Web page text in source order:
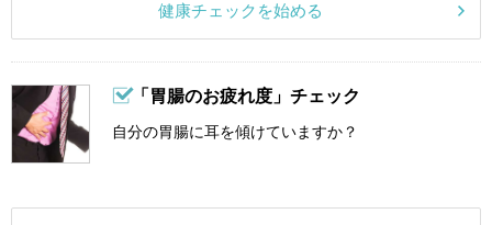
健康チェックを始める
「胃腸のお疲れ度」チェック
自分の胃腸に耳を傾けていますか？